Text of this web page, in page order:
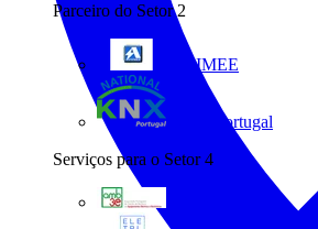
Parceiro do Setor 2
ANIMEE
KNX Portugal
Serviços para o Setor 4